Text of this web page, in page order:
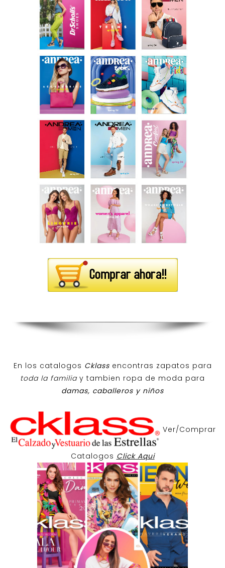
En los catalogos Cklass encontras zapatos para
toda la familiay tambien ropa de moda para
damas, caballeros y niños
Ver/Comprar
Catalogos Click Aqui